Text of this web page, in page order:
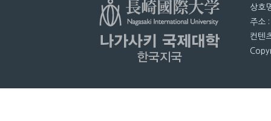
상호
주소
컨텐